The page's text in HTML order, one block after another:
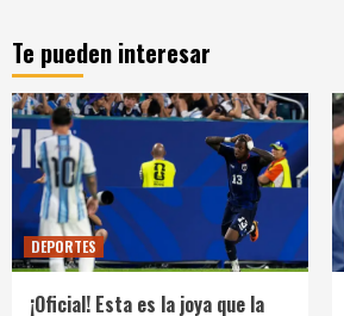
Te pueden interesar
DEPORTES
¡Oficial! Esta es la joya que la